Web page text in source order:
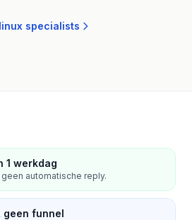
specialists
1 werkdag
automatische reply.
geen funnel